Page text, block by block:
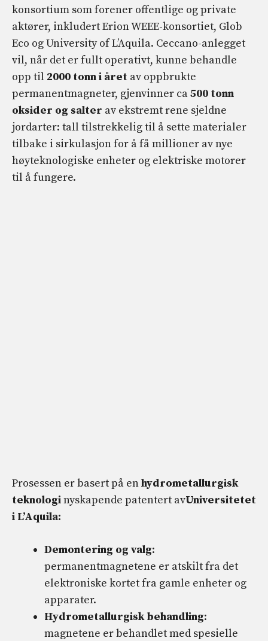
konsortium som forener offentlige og private
aktører, inkludert Erion WEEE-konsortiet, Glob
Eco og University of L’Aquila. Ceccano-anlegget
vil, når det er fullt operativt, kunne behandle
opp til 2000 tonn i året av oppbrukte
permanentmagneter, gjenvinner ca500 tonn
oksider og salter av ekstremt rene sjeldne
jordarter: tall tilstrekkelig til å sette materialer
tilbake i sirkulasjon for å få millioner av nye
høyteknologiske enheter og elektriske motorer
til å fungere.
Prosessen er basert på enhydrometallurgisk
teknologinyskapende patentert avUniversitetet
i L’Aquila:
Demontering og valg:
permanentmagnetene er atskilt fra det
elektroniske kortet fra gamle enheter og
apparater.
Hydrometallurgisk behandling:
magnetene er behandlet med spesielle